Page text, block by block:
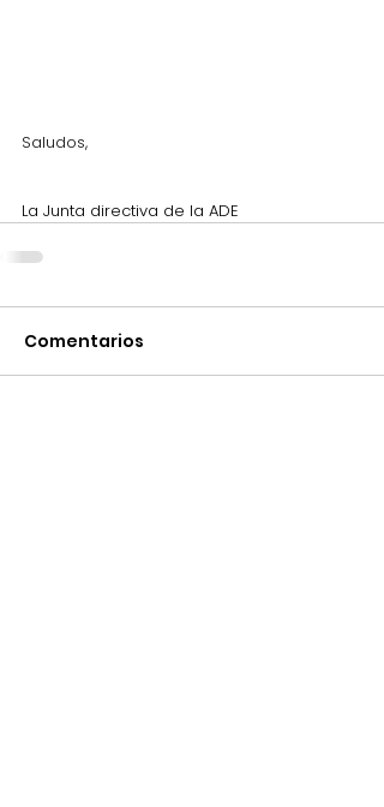
Saludos,
La Junta directiva de la ADE
Comentarios